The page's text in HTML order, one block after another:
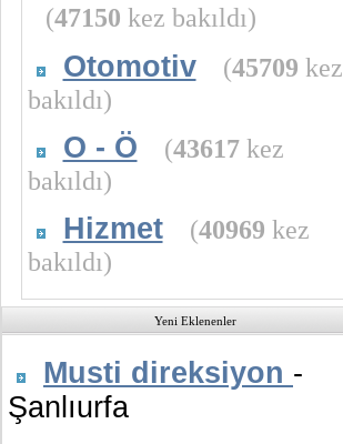
(47150 kez bakıldı)
Otomotiv (45709 kez
bakıldı)
O - Ö (43617kez
bakıldı)
Hizmet (40969 kez
bakıldı)
Yeni Eklenenler
Musti direksiyon -
Şanlıurfa